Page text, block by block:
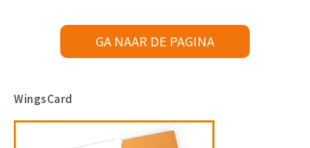
GA NAAR DE PAGINA
WingsCard